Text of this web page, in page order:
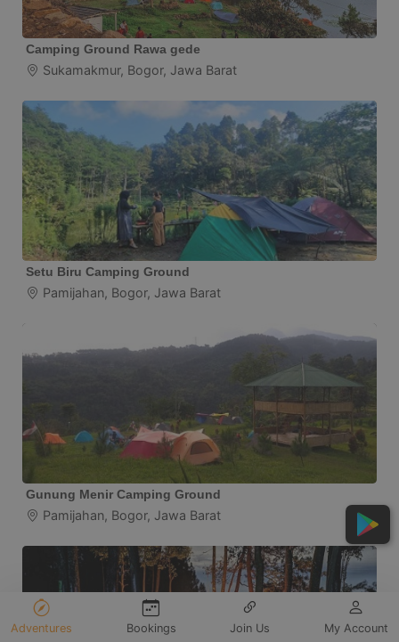
Camping Ground Rawa gede
Sukamakmur, Bogor, Jawa Barat
Setu Biru Camping Ground
Pamijahan, Bogor, Jawa Barat
Gunung Menir Camping Ground
Pamijahan, Bogor, Jawa Barat
Adventures Bookings Join Us My Account